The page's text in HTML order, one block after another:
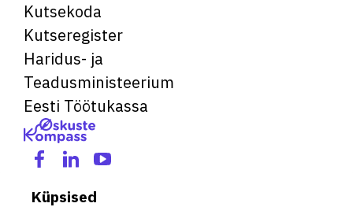
Kutsekoda
Kutseregister
Haridus- ja
Teadusministeerium
Eesti Töötukassa
Küpsised